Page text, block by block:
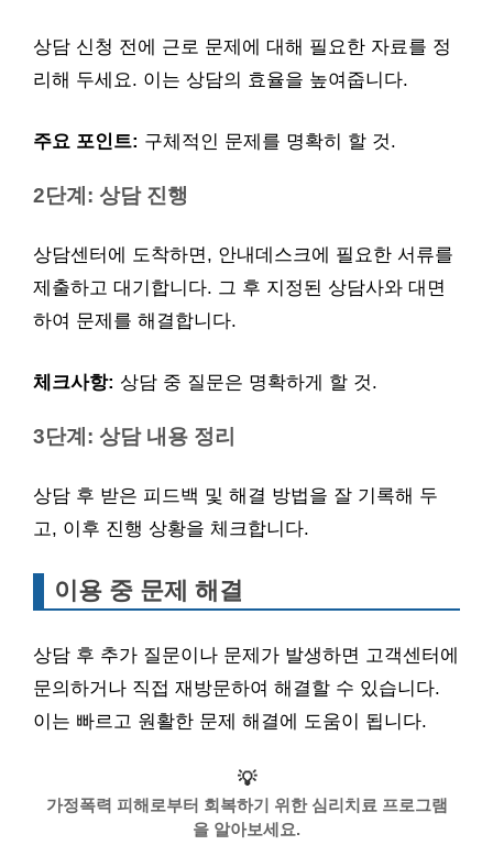
상담 신청 전에 근로 문제에 대해 필요한 자료를 정
리해 두세요. 이는 상담의 효율을 높여줍니다.
주요 포인트: 구체적인 문제를 명확히 할 것.
2단계: 상담 진행
상담센터에 도착하면, 안내데스크에 필요한 서류를
제출하고 대기합니다. 그 후 지정된 상담사와 대면
하여 문제를 해결합니다.
체크사항: 상담 중 질문은 명확하게 할 것.
3단계: 상담 내용 정리
상담 후 받은 피드백 및 해결 방법을 잘 기록해 두
고, 이후 진행 상황을 체크합니다.
이용 중 문제 해결
상담 후 추가 질문이나 문제가 발생하면 고객센터에
문의하거나 직접 재방문하여 해결할 수 있습니다.
이는 빠르고 원활한 문제 해결에 도움이 됩니다.
💡
가정폭력 피해로부터 회복하기 위한 심리치료 프로그램
을 알아보세요.